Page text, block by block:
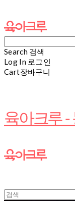
Search 검색
Log In 로그인
Cart장바구니
육아크루 -